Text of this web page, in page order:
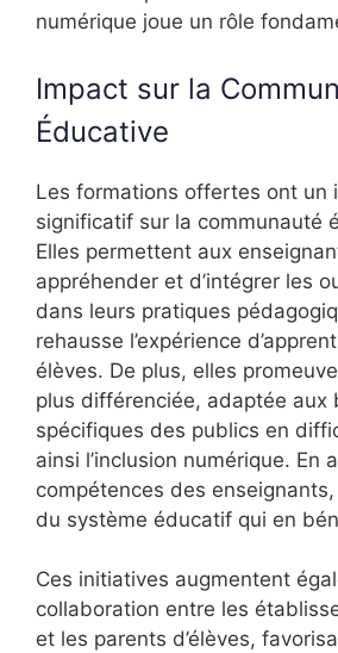
numérique joue un rôle
Impact sur la
Éducative
Les formations offertes ont un
significatif sur la communauté
Elles permettent aux
appréhender et d’intégrer les
dans leurs pratiques
rehausse l’expérience
élèves. De plus, elles
plus différenciée, adaptée aux
spécifiques des publics en
ainsi l’inclusion numérique. En
compétences des enseignants,
du système éducatif qui en
Ces initiatives augmentent
collaboration entre les
et les parents d’élèves,